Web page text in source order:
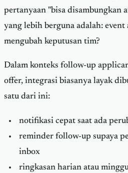
pertanyaan "bisa disambungkan
yang lebih berguna adalah: event
mengubah keputusan tim?
Dalam konteks follow-up
offer, integrasi biasanya layak
satu dari ini:
notifikasi cepat saat ada
reminder follow-up supaya
inbox
ringkasan harian atau